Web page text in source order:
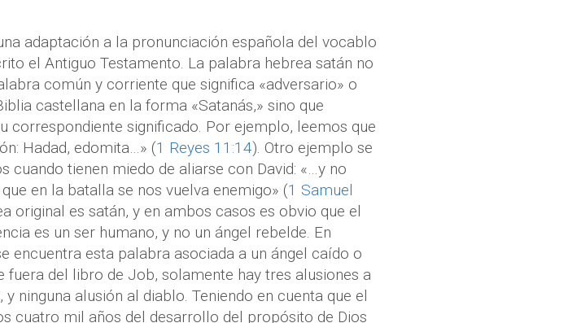
adaptación a la pronunciación española del vocablo
el Antiguo Testamento. La palabra hebrea satán no
común y corriente que significa «adversario» o
castellana en la forma «Satanás,» sino que
correspondiente significado. Por ejemplo, leemos que
Hadad, edomita…» (1 Reyes 11:14). Otro ejemplo se
cuando tienen miedo de aliarse con David: «…y no
en la batalla se nos vuelva enemigo» (1 Samuel
original es satán, y en ambos casos es obvio que el
es un ser humano, y no un ángel rebelde. En
encuentra esta palabra asociada a un ángel caído o
fuera del libro de Job, solamente hay tres alusiones a
ninguna alusión al diablo. Teniendo en cuenta que el
cuatro mil años del desarrollo del propósito de Dios